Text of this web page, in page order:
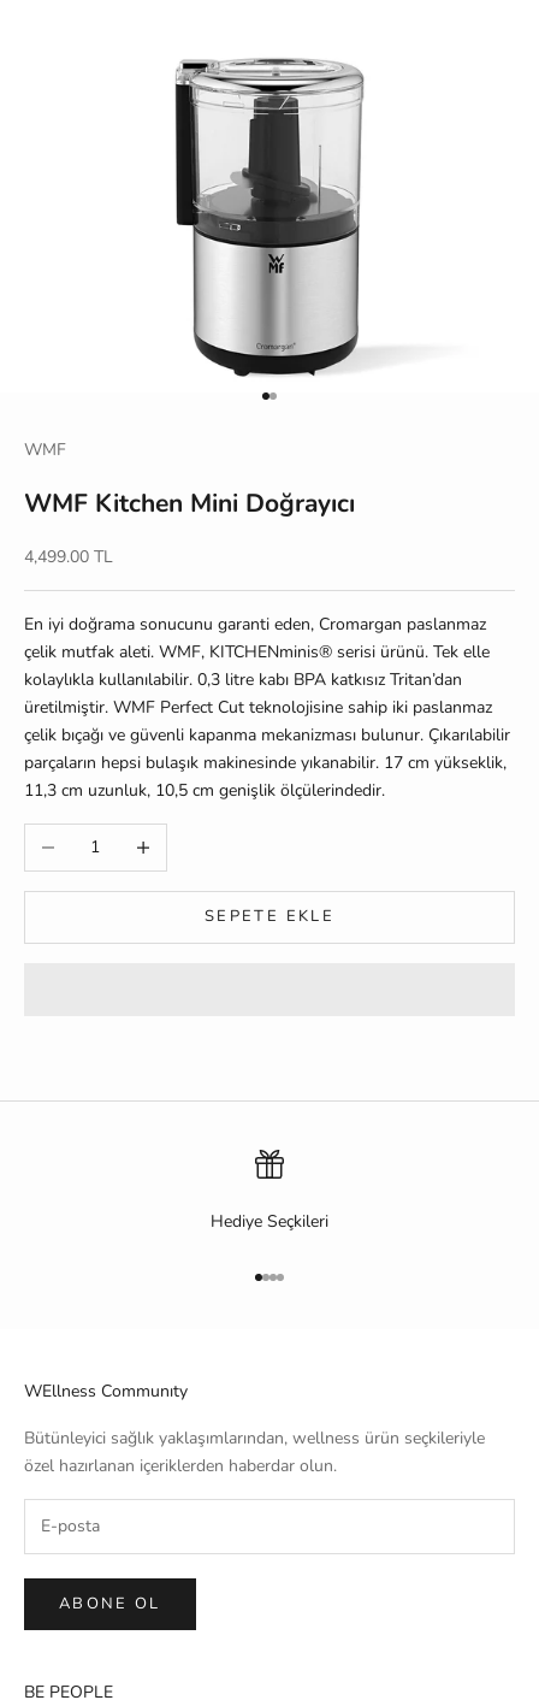
1 ögesine git
2 ögesine git
WMF
WMF Kitchen Mini Doğrayıcı
İndirimli fiyat
4,499.00 TL
En iyi doğrama sonucunu garanti eden, Cromargan paslanmaz
çelik mutfak aleti. WMF, KITCHENminis® serisi ürünü. Tek elle
kolaylıkla kullanılabilir. 0,3 litre kabı BPA katkısız Tritan’dan
üretilmiştir. WMF Perfect Cut teknolojisine sahip iki paslanmaz
çelik bıçağı ve güvenli kapanma mekanizması bulunur. Çıkarılabilir
parçaların hepsi bulaşık makinesinde yıkanabilir. 17 cm yükseklik,
11,3 cm uzunluk, 10,5 cm genişlik ölçülerindedir.
Miktarı azalt Miktarı artır
SEPETE EKLE
Hediye Seçkileri
1 ögesine git
2 ögesine git
3 ögesine git
4 ögesine git
WEllness Communıty
Bütünleyici sağlık yaklaşımlarından, wellness ürün seçkileriyle
özel hazırlanan içeriklerden haberdar olun.
ABONE OL
BE PEOPLE